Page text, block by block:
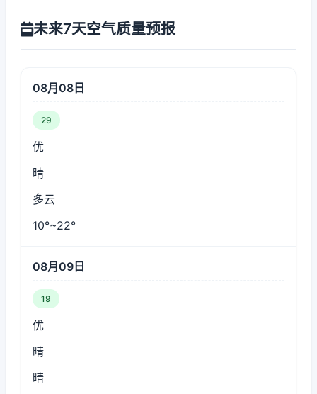
未来7天空气质量预报
08月08日
29
优
晴
多云
10°~22°
08月09日
19
优
晴
晴